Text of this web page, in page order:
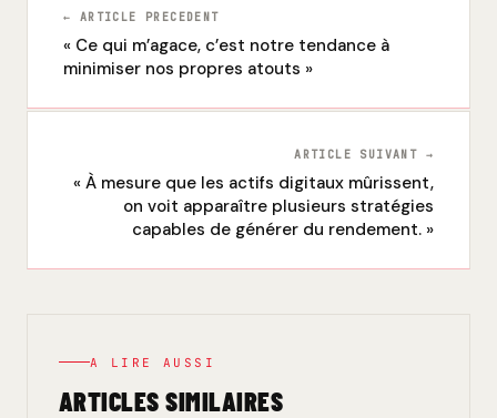
← ARTICLE PRECEDENT
« Ce qui m’agace, c’est notre tendance à
minimiser nos propres atouts »
ARTICLE SUIVANT →
« À mesure que les actifs digitaux mûrissent,
on voit apparaître plusieurs stratégies
capables de générer du rendement. »
A LIRE AUSSI
ARTICLES SIMILAIRES